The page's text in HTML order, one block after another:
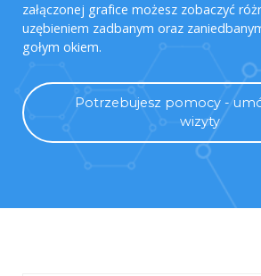
załączonej grafice możesz zobaczyć
uzębieniem zadbanym oraz
gołym okiem.
Potrzebujesz pomocy -
wizyty